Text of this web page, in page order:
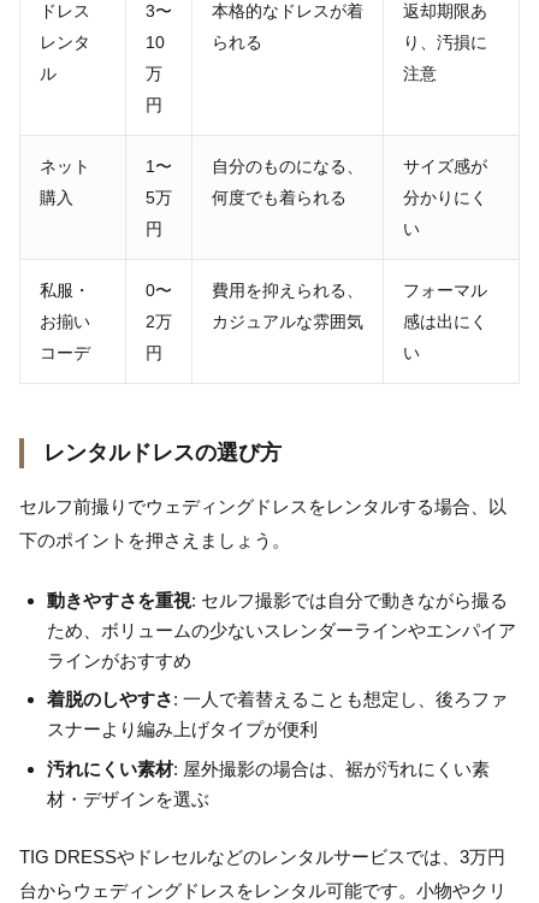
ドレス
レンタ
ル
3〜
10
万
円
本格的なドレスが着
られる
返却期限あ
り、汚損に
注意
ネット
購入
1〜
5万
円
自分のものになる、
何度でも着られる
サイズ感が
分かりにく
い
私服・
お揃い
コーデ
0〜
2万
円
費用を抑えられる、
カジュアルな雰囲気
フォーマル
感は出にく
い
レンタルドレスの選び方
セルフ前撮りでウェディングドレスをレンタルする場合、以
下のポイントを押さえましょう。
動きやすさを重視: セルフ撮影では自分で動きながら撮る
ため、ボリュームの少ないスレンダーラインやエンパイア
ラインがおすすめ
着脱のしやすさ: 一人で着替えることも想定し、後ろファ
スナーより編み上げタイプが便利
汚れにくい素材: 屋外撮影の場合は、裾が汚れにくい素
材・デザインを選ぶ
TIG DRESSやドレセルなどのレンタルサービスでは、3万円
台からウェディングドレスをレンタル可能です。小物やクリ